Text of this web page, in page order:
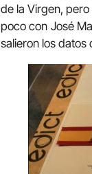
de la Virgen,
poco con José
salieron los datos